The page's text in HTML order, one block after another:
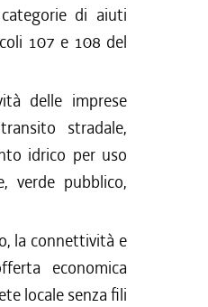
di aiuti
107 e 108 del
delle imprese
stradale,
idrico per uso
verde pubblico,
la connettività e
economica
locale senza fili